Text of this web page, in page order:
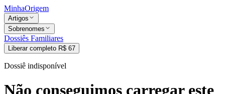
MinhaOrigem
Artigos
Sobrenomes
Dossiês Familiares
Liberar completo R$ 67
Dossiê indisponível
Não conseguimos carregar este